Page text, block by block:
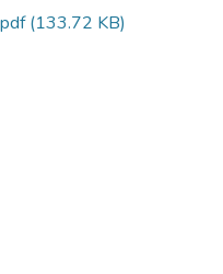
(133.72 KB)